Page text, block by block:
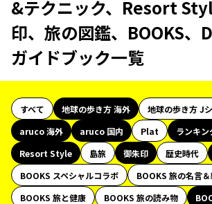
&テクニック、Resort
印、旅の図鑑、BOOKS、
ガイドブック一覧
すべて 地球の歩き方 海外
地球の歩き方 J
aruco 海外
aruco 国内 Plat
ランキ
Resort Style
島旅 御朱印 歴史時代
BOOKS スペシャルコラボ
BOOKS 旅の名言
BOOKS 旅と健康
BOOKS 旅の読み物